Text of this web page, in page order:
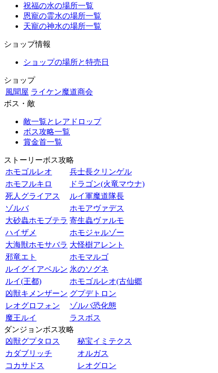
祝福の水の場所一覧
恩寵の霊水の場所一覧
天寵の神水の場所一覧
ショップ情報
ショップの場所と特売日
ショップ
風聞屋 ライケン魔道商会
ボス・敵
敵一覧とレアドロップ
ボス攻略一覧
賞金首一覧
ストーリーボス攻略
ホモゴルレオ
兵士長クリンゲル
ホモフルキロ
ドラゴン(火竜マウナ)
死人グライアス
ルイ軍魔道隊長
ゾルバ
ホモアヴァデス
大砂蟲ホモブテラ 寄生蟲ヴァルモ
ハイザメ
ホモジャルゾー
大海獣ホモサバラ 大怪樹アレント
邪竜エト
ホモマルゴ
ルイグイアベルン 氷のソグネ
ルイ(王都)
ホモゴルレオ(古仙郷
凶獣キメンザーン グプデトロン
レオグロフォン
ゾルバ恐化態
魔王ルイ
ラスボス
ダンジョンボス攻略
凶獣グプタロス
秘宝イミテクス
カダブリッチ
オルガス
コカサドス
レオグロン